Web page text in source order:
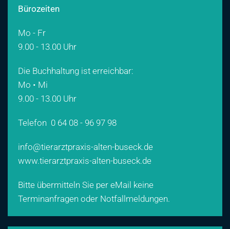
Bürozeiten
Mo - Fr
9.00 - 13.00 Uhr
Die Buchhaltung ist erreichbar:
Mo • Mi
9.00 - 13.00 Uhr
Telefon 0 64 08 - 96 97 98
info@tierarztpraxis-alten-buseck.de
www.tierarztpraxis-alten-buseck.de
Bitte übermitteln Sie per eMail keine
Terminanfragen oder Notfallmeldungen.